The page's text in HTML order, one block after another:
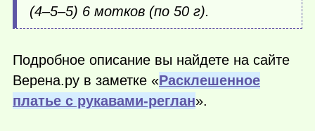
(4–5–5) 6 мотков (по 50 г).
Подробное описание вы найдете на сайте
Верена.ру в заметке «Расклешенное
платье с рукавами-реглан».